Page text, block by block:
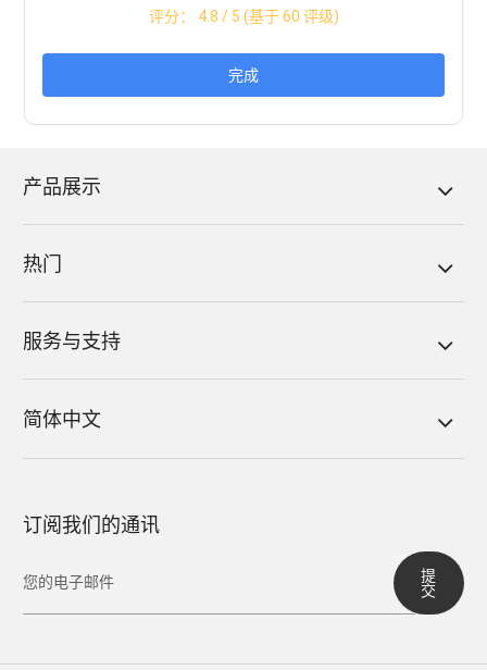
评分： 4.8 / 5 (基于60 评级)
完成
产品展示
热门
服务与支持
简体中文
订阅我们的通讯
提
交